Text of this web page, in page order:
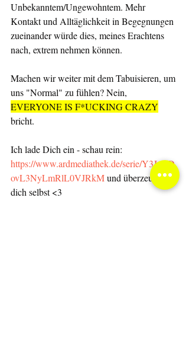
Unbekanntem/Ungewohntem. Mehr
Kontakt und Alltäglichkeit in Begegnungen
zueinander würde dies, meines Erachtens
nach, extrem nehmen können.
Machen wir weiter mit dem Tabuisieren, um
uns "Normal" zu fühlen? Nein,
EVERYONE IS F*UCKING CRAZY
bricht.
Ich lade Dich ein - schau rein:
https://www.ardmediathek.de/serie/Y3JpZD
ovL3NyLmRlL0VJRkM und überzeuge
dich selbst <3